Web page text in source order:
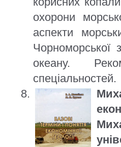
охорони
аспекти
Чорноморської
океану.
спеціальностей.